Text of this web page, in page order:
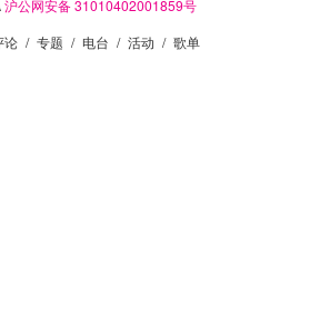
沪公网安备 31010402001859号
论 / 专题 / 电台 / 活动 / 歌单